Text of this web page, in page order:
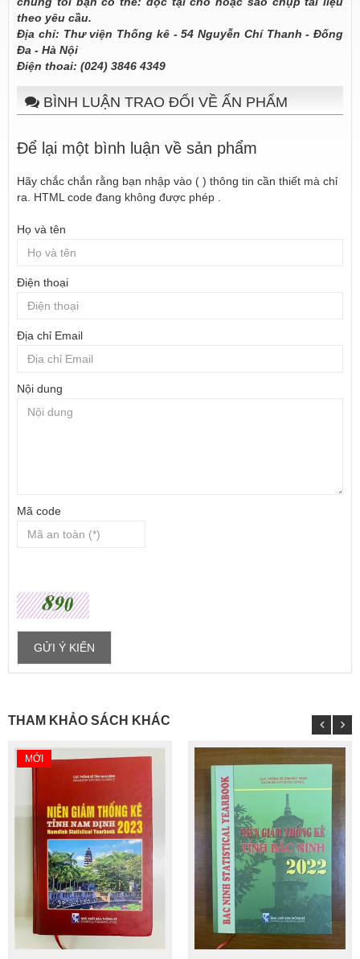
theo yêu cầu.
Địa chỉ: Thư viện Thống kê - 54 Nguyễn Chí Thanh - Đống
Đa - Hà Nội
Điện thoai: (024) 3846 4349
BÌNH LUẬN TRAO ĐỔI VỀ ẤN PHẨM
Để lại một bình luận về sản phẩm
Hãy chắc chắn rằng bạn nhập vào ( ) thông tin cần thiết mà chỉ
ra. HTML code đang không được phép .
Họ và tên
Điện thoại
Địa chỉ Email
Nội dung
Mã code
THAM KHẢO SÁCH KHÁC
MỚI